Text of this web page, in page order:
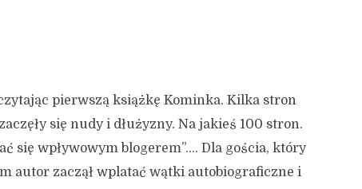
pierwszą książkę Kominka. Kilka stron
się nudy i dłużyzny. Na jakieś 100 stron.
się wpływowym blogerem”…. Dla gościa, który
autor zaczął wplatać wątki autobiograficzne i